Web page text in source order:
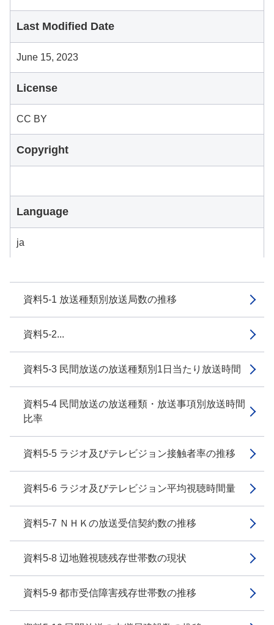
資料5-1 放送種類別放送局数の推移
資料5-2...
資料5-3 民間放送の放送種類別1日当たり放送時間
資料5-4 民間放送の放送種類・放送事項別放送時間
比率
資料5-5 ラジオ及びテレビジョン接触者率の推移
資料5-6 ラジオ及びテレビジョン平均視聴時間量
資料5-7 ＮＨＫの放送受信契約数の推移
資料5-8 辺地難視聴残存世帯数の現状
資料5-9 都市受信障害残存世帯数の推移
Last Modified Date
June 15, 2023
License
CC BY
Copyright
Language
ja